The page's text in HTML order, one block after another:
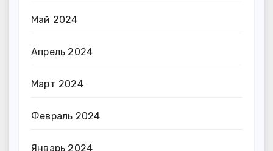
Май 2024
Апрель 2024
Март 2024
Февраль 2024
Январь 2024